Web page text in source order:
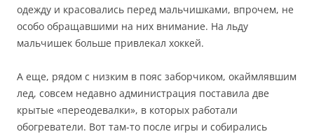
одежду и красовались перед мальчишками, впрочем, не
особо обращавшими на них внимание. На льду
мальчишек больше привлекал хоккей.
А еще, рядом с низким в пояс заборчиком, окаймлявшим
лед, совсем недавно администрация поставила две
крытые «переодевалки», в которых работали
обогреватели. Вот там-то после игры и собирались